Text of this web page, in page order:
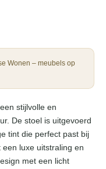
Wonen – meubels op
stijlvolle en
De stoel is uitgevoerd
tint die perfect past bij
luxe uitstraling en
met een licht